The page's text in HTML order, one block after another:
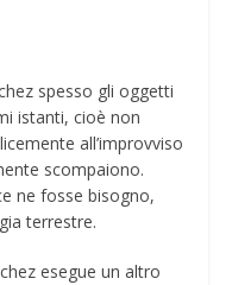
spesso gli oggetti
istanti, cioè non
all’improvviso
scompaiono.
ne fosse bisogno,
terrestre.
esegue un altro